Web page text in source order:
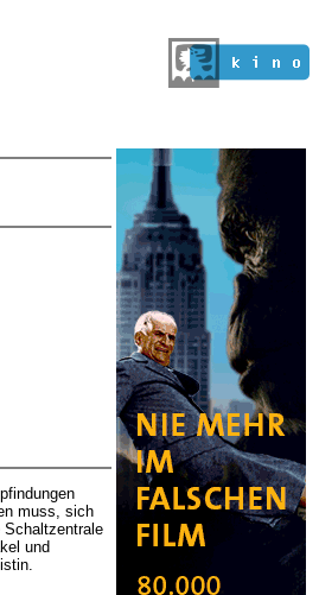
muss, sich
Schaltzentrale
und